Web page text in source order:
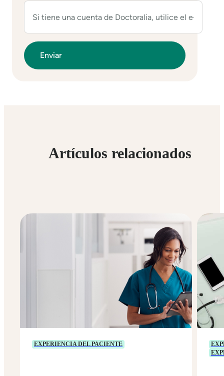
Artículos relacionados
EXPERIENCIA DEL PACIENTE